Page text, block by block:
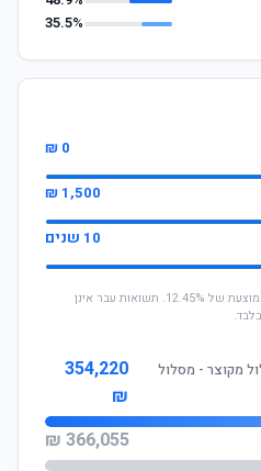
35.5%
0 ₪
1,500 ₪
10 שנים
* החישוב מבוסס על תשואה שנתית ממוצעת של 12.45%. תשואות עבר אינן
מקוצר - מסלול
354,220
₪
366,055 ₪